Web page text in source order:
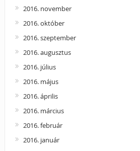
2016. november
2016. október
2016. szeptember
2016. augusztus
2016. július
2016. május
2016. április
2016. március
2016. február
2016. január